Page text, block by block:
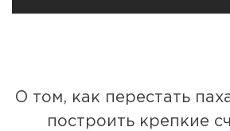
О том, как перестать
построить крепкие